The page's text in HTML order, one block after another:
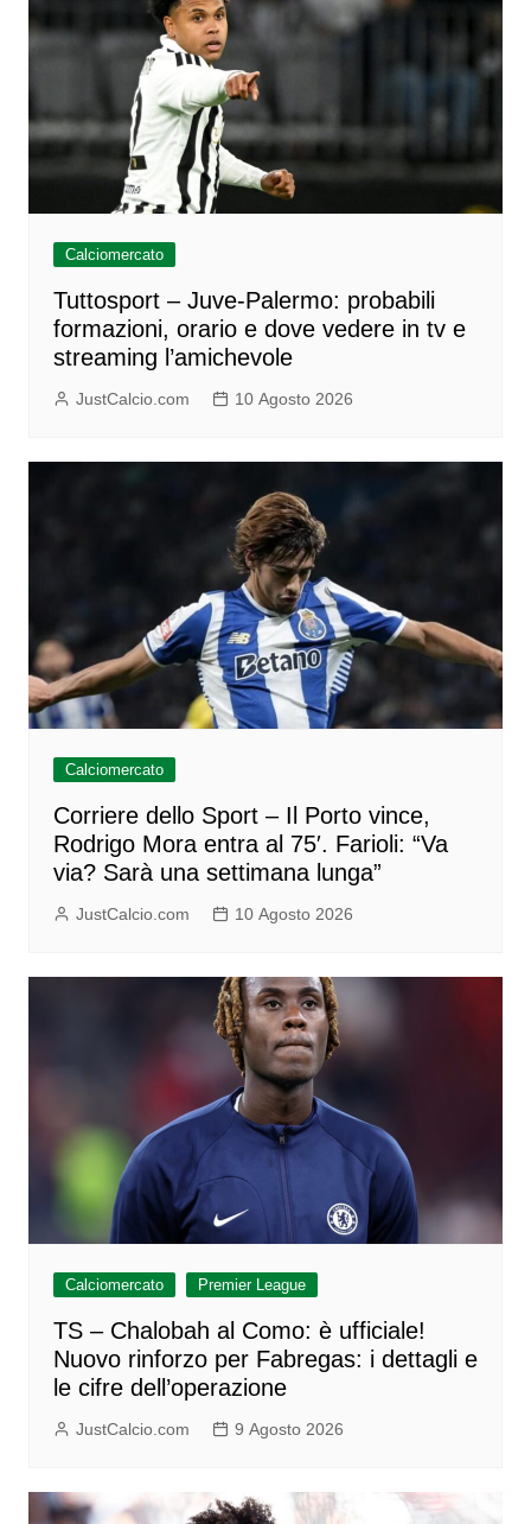
Calciomercato
Tuttosport – Juve-Palermo: probabili
formazioni, orario e dove vedere in tv e
streaming l’amichevole
JustCalcio.com 10 Agosto 2026
Calciomercato
Corriere dello Sport – Il Porto vince,
Rodrigo Mora entra al 75′. Farioli: “Va
via? Sarà una settimana lunga”
JustCalcio.com 10 Agosto 2026
Calciomercato Premier League
TS – Chalobah al Como: è ufficiale!
Nuovo rinforzo per Fabregas: i dettagli e
le cifre dell’operazione
JustCalcio.com 9 Agosto 2026